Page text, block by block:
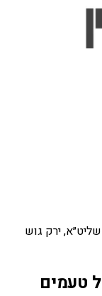
ירק גוש
טעמים